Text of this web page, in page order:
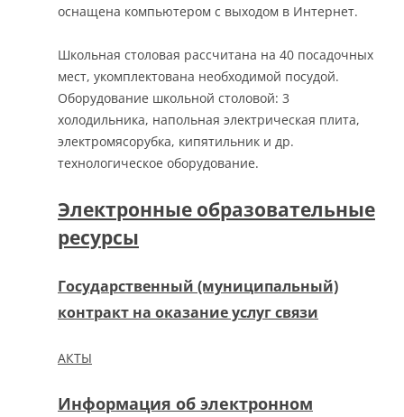
оснащена компьютером с выходом в Интернет.
Школьная столовая рассчитана на 40 посадочных
мест, укомплектована необходимой посудой.
Оборудование школьной столовой: 3
холодильника, напольная электрическая плита,
электромясорубка, кипятильник и др.
технологическое оборудование.
Электронные образовательные
ресурсы
Государственный (муниципальный)
контракт на оказание услуг связи
АКТЫ
Информация об электронном